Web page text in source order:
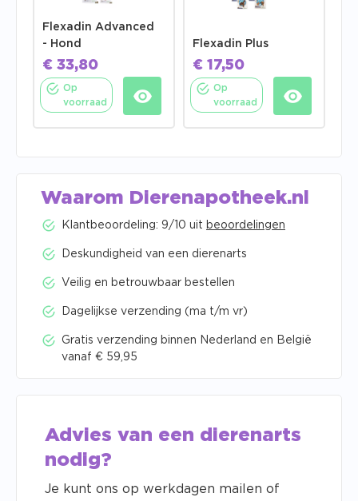
Flexadin Advanced
- Hond
€ 33,80
Op
voorraad
Flexadin Plus
€ 17,50
Op
voorraad
Waarom Dierenapotheek.nl
Klantbeoordeling: 9/10 uit beoordelingen
Deskundigheid van een dierenarts
Veilig en betrouwbaar bestellen
Dagelijkse verzending (ma t/m vr)
Gratis verzending binnen Nederland en België
vanaf € 59,95
Advies van een dierenarts
nodig?
Je kunt ons op werkdagen mailen of